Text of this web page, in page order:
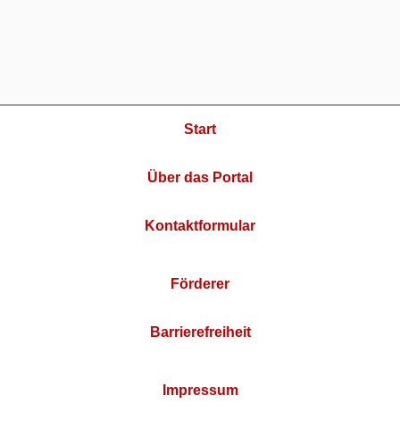
Start
Über das Portal
Kontaktformular
Förderer
Barrierefreiheit
Impressum